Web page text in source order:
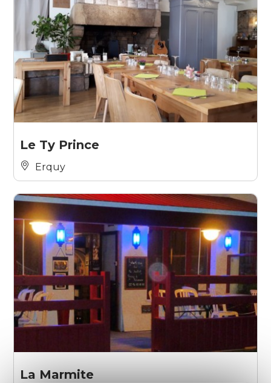
Le Ty Prince
Erquy
La Marmite